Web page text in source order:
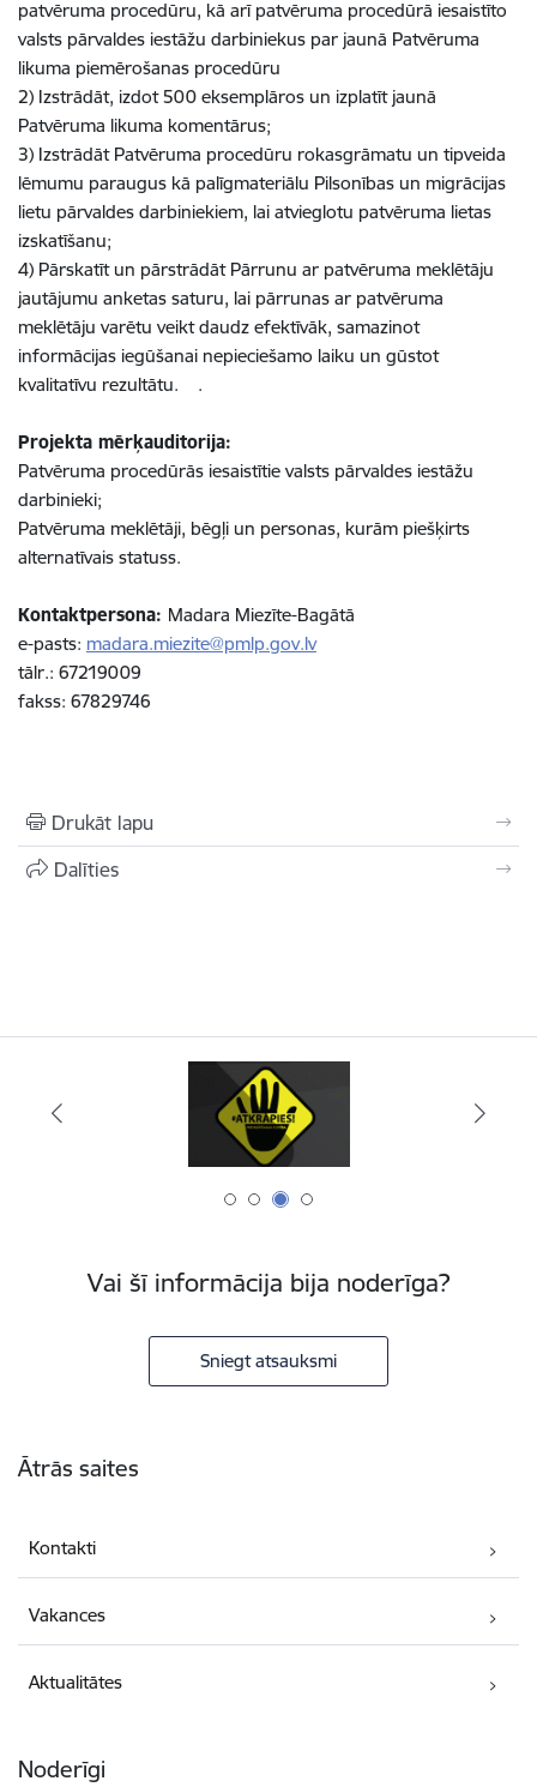
patvēruma procedūru, kā arī patvēruma procedūrā iesaistīto
valsts pārvaldes iestāžu darbiniekus par jaunā Patvēruma
likuma piemērošanas procedūru
2) Izstrādāt, izdot 500 eksemplāros un izplatīt jaunā
Patvēruma likuma komentārus;
3) Izstrādāt Patvēruma procedūru rokasgrāmatu un tipveida
lēmumu paraugus kā palīgmateriālu Pilsonības un migrācijas
lietu pārvaldes darbiniekiem, lai atvieglotu patvēruma lietas
izskatīšanu;
4) Pārskatīt un pārstrādāt Pārrunu ar patvēruma meklētāju
jautājumu anketas saturu, lai pārrunas ar patvēruma
meklētāju varētu veikt daudz efektīvāk, samazinot
informācijas iegūšanai nepieciešamo laiku un gūstot
kvalitatīvu rezultātu. .
Projekta mērķauditorija:
Patvēruma procedūrās iesaistītie valsts pārvaldes iestāžu
darbinieki;
Patvēruma meklētāji, bēgļi un personas, kurām piešķirts
alternatīvais statuss.
Kontaktpersona: Madara Miezīte-Bagātā
e-pasts: madara.miezite@pmlp.gov.lv
tālr.: 67219009
fakss: 67829746
Drukāt lapu
Dalīties
Vai šī informācija bija noderīga?
Sniegt atsauksmi
Ātrās saites
Kontakti
Vakances
Aktualitātes
Noderīgi